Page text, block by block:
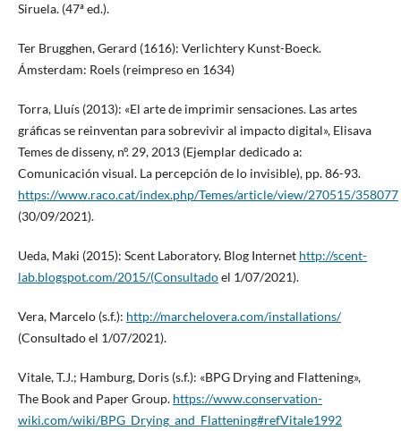
Siruela. (47ª ed.).
Ter Brugghen, Gerard (1616): Verlichtery Kunst-Boeck.
Ámsterdam: Roels (reimpreso en 1634)
Torra, Lluís (2013): «El arte de imprimir sensaciones. Las artes
gráficas se reinventan para sobrevivir al impacto digital», Elisava
Temes de disseny, nº. 29, 2013 (Ejemplar dedicado a:
Comunicación visual. La percepción de lo invisible), pp. 86-93.
https://www.raco.cat/index.php/Temes/article/view/270515/358077
(30/09/2021).
Ueda, Maki (2015): Scent Laboratory. Blog Internet http://scent-
lab.blogspot.com/2015/(Consultadoel 1/07/2021).
Vera, Marcelo (s.f.): http://marchelovera.com/installations/
(Consultado el 1/07/2021).
Vitale, T.J.; Hamburg, Doris (s.f.): «BPG Drying and Flattening»,
The Book and Paper Group. https://www.conservation-
wiki.com/wiki/BPG_Drying_and_Flattening#refVitale1992